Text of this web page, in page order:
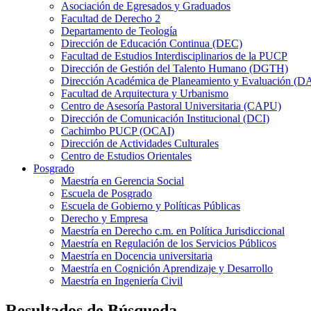
Asociación de Egresados y Graduados
Facultad de Derecho 2
Departamento de Teología
Dirección de Educación Continua (DEC)
Facultad de Estudios Interdisciplinarios de la PUCP
Dirección de Gestión del Talento Humano (DGTH)
Dirección Académica de Planeamiento y Evaluación
Facultad de Arquitectura y Urbanismo
Centro de Asesoría Pastoral Universitaria (CAPU)
Dirección de Comunicación Institucional (DCI)
Cachimbo PUCP (OCAI)
Dirección de Actividades Culturales
Centro de Estudios Orientales
Posgrado
Maestría en Gerencia Social
Escuela de Posgrado
Escuela de Gobierno y Políticas Públicas
Derecho y Empresa
Maestría en Derecho c.m. en Política Jurisdiccional
Maestría en Regulación de los Servicios Públicos
Maestría en Docencia universitaria
Maestría en Cognición Aprendizaje y Desarrollo
Maestría en Ingeniería Civil